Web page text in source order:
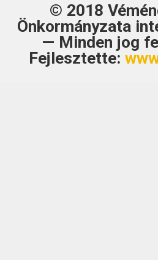
© 2018
Önkormányzata
— Minden jog
Fejlesztette: